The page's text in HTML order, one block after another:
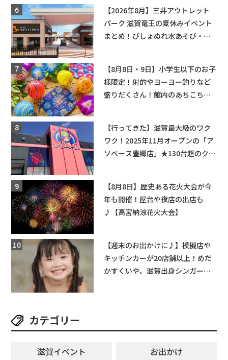
【2026年8月】三井アウトレット
パーク 滋賀竜王の夏休みイベント
まとめ！びしょぬれ水あそび・激
【8月8日・9日】小学生以下のお子
様限定！射的やヨーヨー釣りなど
盛りだくさん！館内のあちこちに
【行ってきた】滋賀最大級のワク
ワク！2025年11月オープンの「ア
ソベース豊郷店」★130台超のクレ
【8月8日】歴史ある花火大会が今
年も開催！屋台や夜店の出店も
♪【高宮納涼花火大会】
【週末のお出かけに♪】模擬店や
キッチンカーが20店舗以上！めだ
かすくいや、滋賀出身シンガーソ
カテゴリー
滋賀イベント
お出かけ